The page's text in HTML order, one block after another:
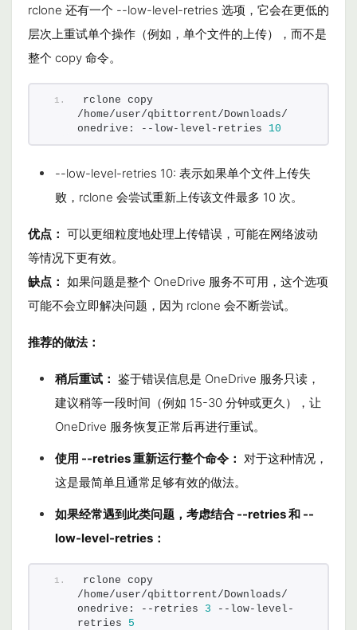
rclone 还有一个 --low-level-retries 选项，它会在更低的
层次上重试单个操作（例如，单个文件的上传），而不是
整个 copy 命令。
rclone copy
/home/user/qbittorrent/Downloads/
onedrive: --low-level-retries 10
--low-level-retries 10: 表示如果单个文件上传失
败， rclone 会尝试重新上传该文件最多 10 次。
优点： 可以更细粒度地处理上传错误，可能在网络波动
等情况下更有效。
缺点： 如果问题是整个 OneDrive 服务不可用，这个选项
可能不会立即解决问题，因为 rclone 会不断尝试。
推荐的做法：
稍后重试： 鉴于错误信息是 OneDrive 服务只读，
建议稍等一段时间（例如 15-30 分钟或更久），让
OneDrive 服务恢复正常后再进行重试。
使用 --retries重新运行整个命令： 对于这种情况，
这是最简单且通常足够有效的做法。
如果经常遇到此类问题，考虑结合 --retries和 --
low-level-retries ：
rclone copy
/home/user/qbittorrent/Downloads/
onedrive: --retries 3 --low-level-
retries 5